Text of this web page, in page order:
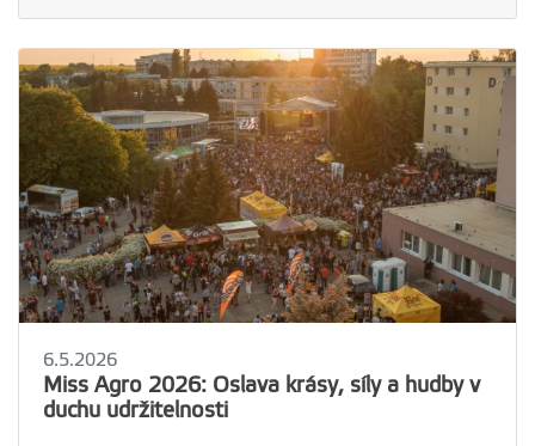
6.5.2026
Miss Agro 2026: Oslava krásy, síly a hudby v
duchu udržitelnosti